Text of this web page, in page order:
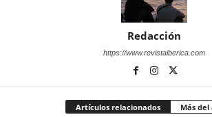
Redacción
https://www.revistaiberica.com
Artículos relacionados Más